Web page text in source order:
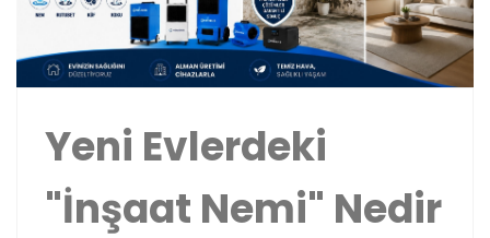
Yeni Evlerdeki
"İnşaat Nemi" Nedir